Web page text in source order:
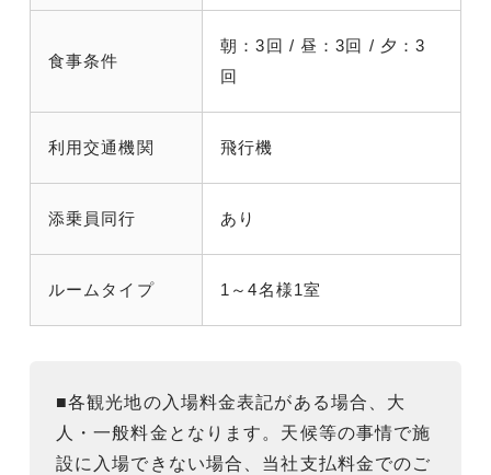
食事条件
朝：3回 / 昼：3回 / 夕：3
回
利用交通機関 飛行機
添乗員同行 あり
ルームタイプ 1～4名様1室
■各観光地の入場料金表記がある場合、大
人・一般料金となります。天候等の事情で施
設に入場できない場合、当社支払料金でのご